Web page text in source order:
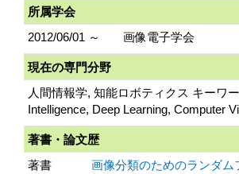
所属学会
2012/06/01 ～
画像電子学会
現在の専門分野
人間情報学, 知能ロボティクス キーワ
Intelligence, Deep Learning, Computer
著書・論文歴
著書
画像分類のためのランダム